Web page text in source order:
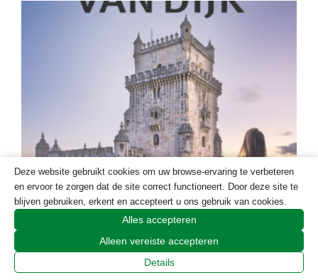
Lissabon – Kiki van Dijk (boekbespreking)
Deze website gebruikt cookies om uw browse-ervaring te verbeteren
en ervoor te zorgen dat de site correct functioneert. Door deze site te
blijven gebruiken, erkent en accepteert u ons gebruik van cookies.
Alles accepteren
Alleen vereiste accepteren
Details